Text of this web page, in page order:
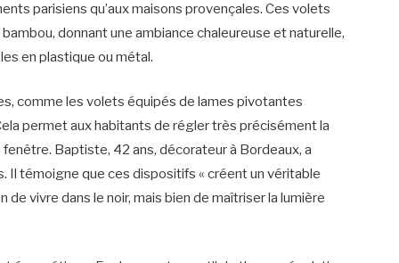
parisiens qu’aux maisons provençales. Ces volets
donnant une ambiance chaleureuse et naturelle,
en plastique ou métal.
comme les volets équipés de lames pivotantes
permet aux habitants de régler très précisément la
Baptiste, 42 ans, décorateur à Bordeaux, a
Il témoigne que ces dispositifs « créent un véritable
vivre dans le noir, mais bien de maîtriser la lumière